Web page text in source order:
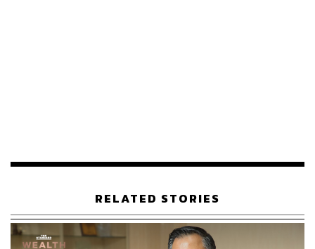
EV และ ICE โดยค่ายญี่ปุ่น จีน และยุโรป การผลิตยาง
ล้อรถยนต์ ยางล้ออากาศยาน ระบบอัจฉริยะในรถยนต์
และชิ้นส่วนยานยนต์ต่างๆ
RELATED STORIES